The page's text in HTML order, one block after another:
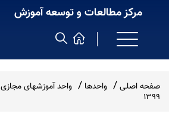
مرکز مطالعات و توسعه آموزش
صفحه اصلی واحدها واحد آموزشهای مجازی
1399